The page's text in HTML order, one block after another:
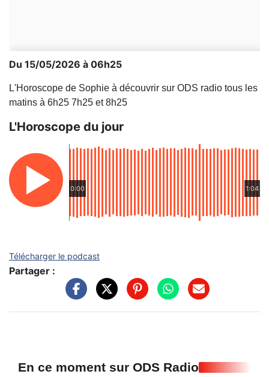
Du 15/05/2026 à 06h25
L'Horoscope de Sophie à découvrir sur ODS radio tous les
matins à 6h25 7h25 et 8h25
L'Horoscope du jour
0:00 1:04
Télécharger le podcast
Partager :
En ce moment sur ODS Radio